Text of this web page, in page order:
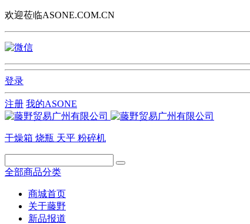
欢迎莅临ASONE.COM.CN
登录
注册 我的ASONE
干燥箱 烧瓶 天平 粉碎机
全部商品分类
商城首页
关于藤野
新品报道